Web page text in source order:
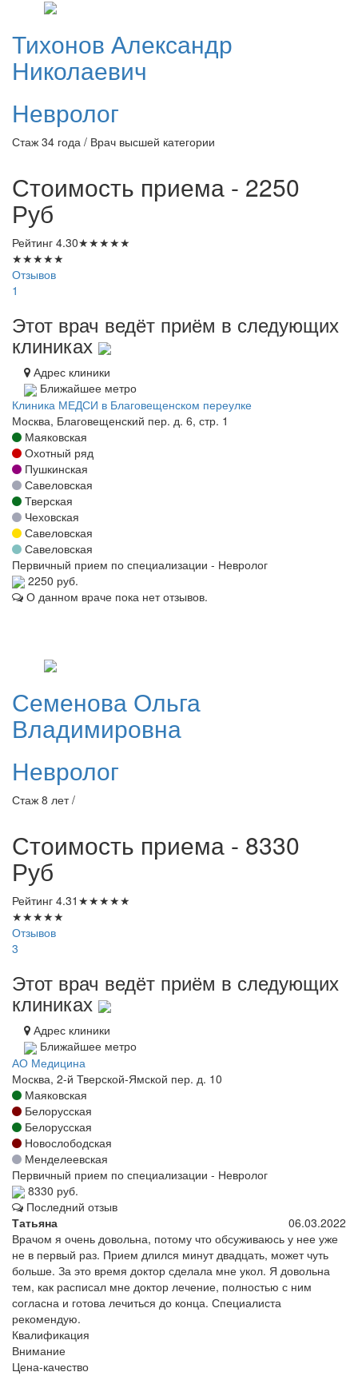
Тихонов Александр
Николаевич
Невролог
Стаж 34 года / Врач высшей категории
Стоимость приема - 2250
Руб
Рейтинг 4.30★★★★★
★★★★★
Отзывов
1
Этот врач ведёт приём в следующих
клиниках
Адрес клиники
Ближайшее метро
Клиника МЕДСИ в Благовещенском переулке
Москва, Благовещенский пер. д. 6, стр. 1
Маяковская
Охотный ряд
Пушкинская
Савеловская
Тверская
Чеховская
Савеловская
Савеловская
Первичный прием по специализации - Невролог
2250 руб.
О данном враче пока нет отзывов.
Семенова Ольга
Владимировна
Невролог
Стаж 8 лет /
Стоимость приема - 8330
Руб
Рейтинг 4.31 ★★★★★
★★★★★
Отзывов
3
Этот врач ведёт приём в следующих
клиниках
Адрес клиники
Ближайшее метро
АО Медицина
Москва, 2-й Тверской-Ямской пер. д. 10
Маяковская
Белорусская
Белорусская
Новослободская
Менделеевская
Первичный прием по специализации - Невролог
8330 руб.
Последний отзыв
Татьяна
06.03.2022
Врачом я очень довольна, потому что обсуживаюсь у нее уже
не в первый раз. Прием длился минут двадцать, может чуть
больше. За это время доктор сделала мне укол. Я довольна
тем, как расписал мне доктор лечение, полностью с ним
согласна и готова лечиться до конца. Специалиста
рекомендую.
Квалификация
Внимание
Цена-качество